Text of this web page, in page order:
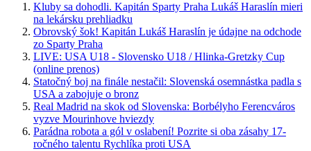
Kluby sa dohodli. Kapitán Sparty Praha Lukáš Haraslín mieri
na lekársku prehliadku
Obrovský šok! Kapitán Lukáš Haraslín je údajne na odchode
zo Sparty Praha
LIVE: USA U18 - Slovensko U18 / Hlinka-Gretzky Cup
(online prenos)
Statočný boj na finále nestačil: Slovenská osemnástka padla s
USA a zabojuje o bronz
Real Madrid na skok od Slovenska: Borbélyho Ferencváros
vyzve Mourinhove hviezdy
Parádna robota a gól v oslabení! Pozrite si oba zásahy 17-
ročného talentu Rychlíka proti USA